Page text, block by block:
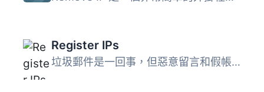
Register IPs
垃圾郵件是一回事，但惡意留言和假帳戶卻另當別論。有時候，...